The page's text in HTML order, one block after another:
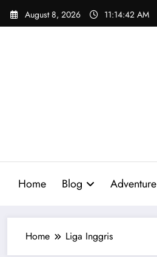
Skip
August 8, 2026 11:14:43 AM
Home Blog Adventure
Home Liga Inggris